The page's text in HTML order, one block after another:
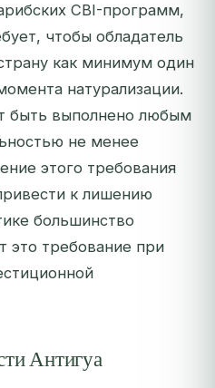
CBI-программ,
чтобы обладатель
как минимум один
натурализации.
быть выполнено любым
не менее
этого требования
к лишению
большинство
это требование при
Антигуа